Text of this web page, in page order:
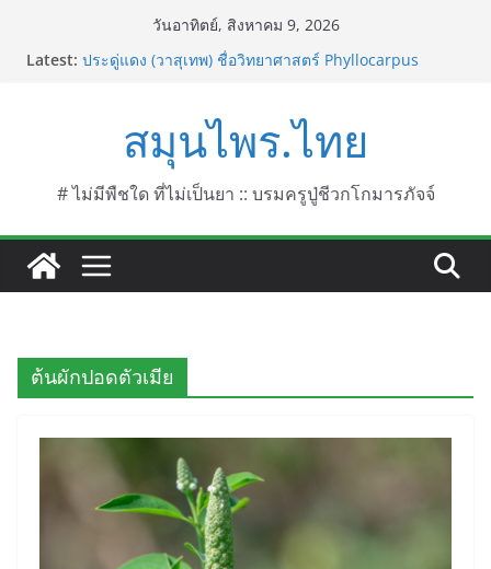
วันอาทิตย์, สิงหาคม 9, 2026
Latest: ประดู่แดง (วาสุเทพ) ชื่อวิทยาศาสตร์ Phyllocarpus
pulchella L. (Firework)
บานไม่รู้โรยป่า ชื่อวิทยาศาสตร์ Gomphrena
celosioides Mart.
บานไม่รู้โรย
บานเย็น ชื่อวิทยาศาสตร์ Mirabilis jalapa L.
สมุนไพร.ไทย
# ไม่มีพืชใด ที่ไม่เป็นยา :: บรมครูปู่ชีวกโกมารภัจจ์
ต้นผักปอดตัวเมีย